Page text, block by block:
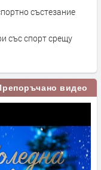
състезание
със спорт срещу
видео